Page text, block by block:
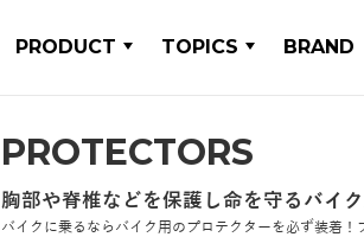
PRODUCT TOPICS BRAND
PROTECTORS
胸部や脊椎などを保護し命を守るバイ
バイクに乗るならバイク用のプロテクターを必ず装着